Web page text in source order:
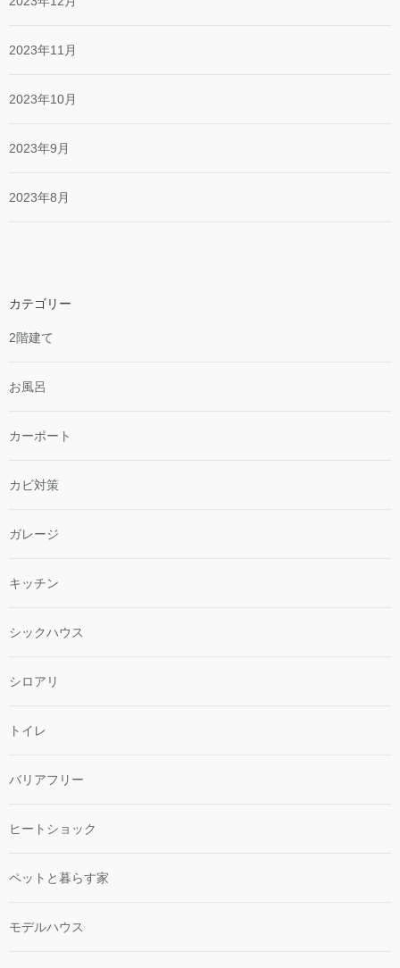
2023年11月
2023年10月
2023年9月
2023年8月
カテゴリー
2階建て
お風呂
カーポート
カビ対策
ガレージ
キッチン
シックハウス
シロアリ
トイレ
バリアフリー
ヒートショック
ペットと暮らす家
モデルハウス